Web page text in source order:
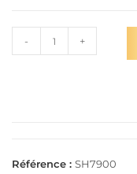
- +
Référence : SH7900